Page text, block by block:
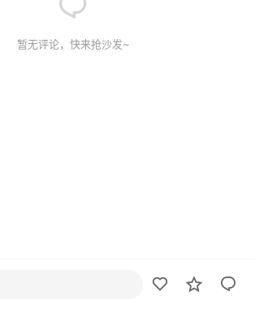
暂无评论，快来抢沙发~